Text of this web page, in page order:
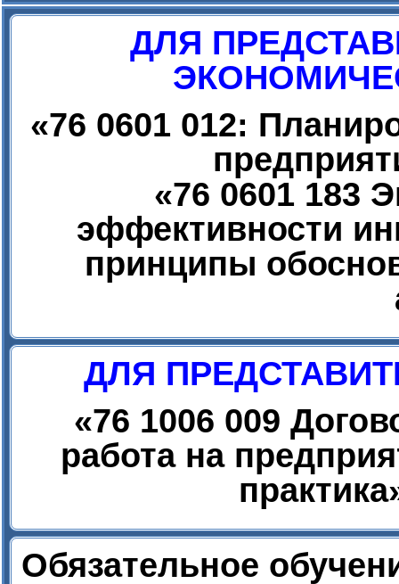
ДЛЯ
«76 0601 012:
«76 0601 183
эффективности
принципы
ДЛЯ
«76 1006 009
работа на
практика
Обязательное